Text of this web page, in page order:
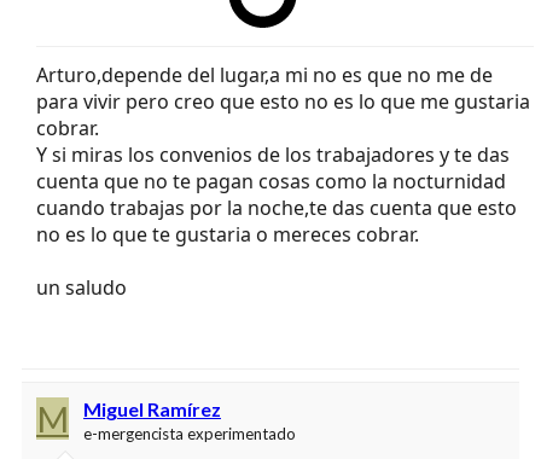
Arturo,depende del lugar,a mi no es que no me de
para vivir pero creo que esto no es lo que me gustaria
cobrar.
Y si miras los convenios de los trabajadores y te das
cuenta que no te pagan cosas como la nocturnidad
cuando trabajas por la noche,te das cuenta que esto
no es lo que te gustaria o mereces cobrar.
un saludo
M Miguel Ramírez
e-mergencista experimentado